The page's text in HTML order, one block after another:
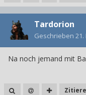
Tardorion
Geschrieben 21.
Na noch jemand mit